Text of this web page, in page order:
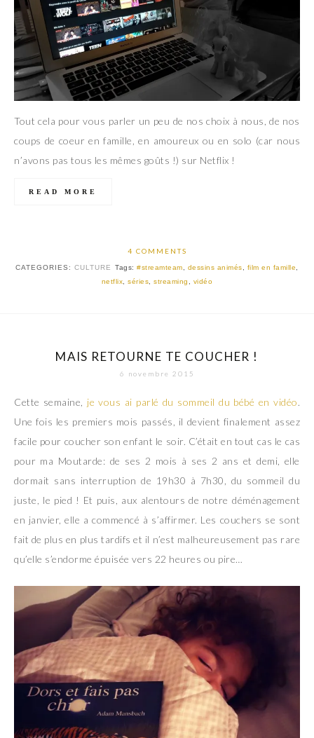
Tout cela pour vous parler un peu de nos choix à nous, de nos
coups de coeur en famille, en amoureux ou en solo (car nous
n’avons pas tous les mêmes goûts !) sur Netflix !
READ MORE
4 COMMENTS
CATEGORIES:CULTURE Tags:#streamteam dessins animés film en famille
netflix ,séries ,streaming vidéo
MAIS RETOURNE TE COUCHER !
6 novembre 2015
Cette semaine, je vous ai parlé du sommeil du bébé en vidéo.
Une fois les premiers mois passés, il devient finalement assez
facile pour coucher son enfant le soir. C’était en tout cas le cas
pour ma Moutarde: de ses 2 mois à ses 2 ans et demi, elle
dormait sans interruption de 19h30 à 7h30, du sommeil du
juste, le pied ! Et puis, aux alentours de notre déménagement
en janvier, elle a commencé à s’affirmer. Les couchers se sont
fait de plus en plus tardifs et il n’est malheureusement pas rare
qu’elle s’endorme épuisée vers 22 heures ou pire…